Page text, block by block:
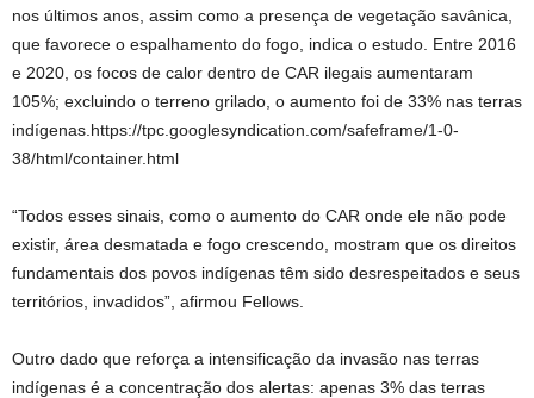
nos últimos anos, assim como a presença de vegetação savânica,
que favorece o espalhamento do fogo, indica o estudo. Entre 2016
e 2020, os focos de calor dentro de CAR ilegais aumentaram
105%; excluindo o terreno grilado, o aumento foi de 33% nas terras
indígenas.https://tpc.googlesyndication.com/safeframe/1-0-
38/html/container.html
“Todos esses sinais, como o aumento do CAR onde ele não pode
existir, área desmatada e fogo crescendo, mostram que os direitos
fundamentais dos povos indígenas têm sido desrespeitados e seus
territórios, invadidos”, afirmou Fellows.
Outro dado que reforça a intensificação da invasão nas terras
indígenas é a concentração dos alertas: apenas 3% das terras